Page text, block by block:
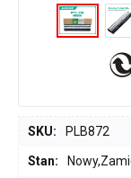
SKU: PLB872
Stan: